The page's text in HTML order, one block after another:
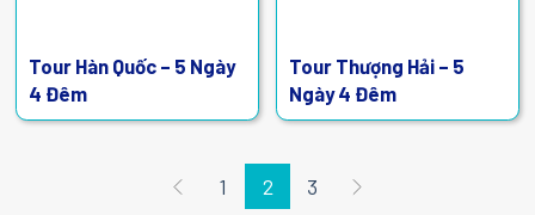
Tour Hàn Quốc – 5 Ngày
4 Đêm
Tour Thượng Hải – 5
Ngày 4 Đêm
1 2 3